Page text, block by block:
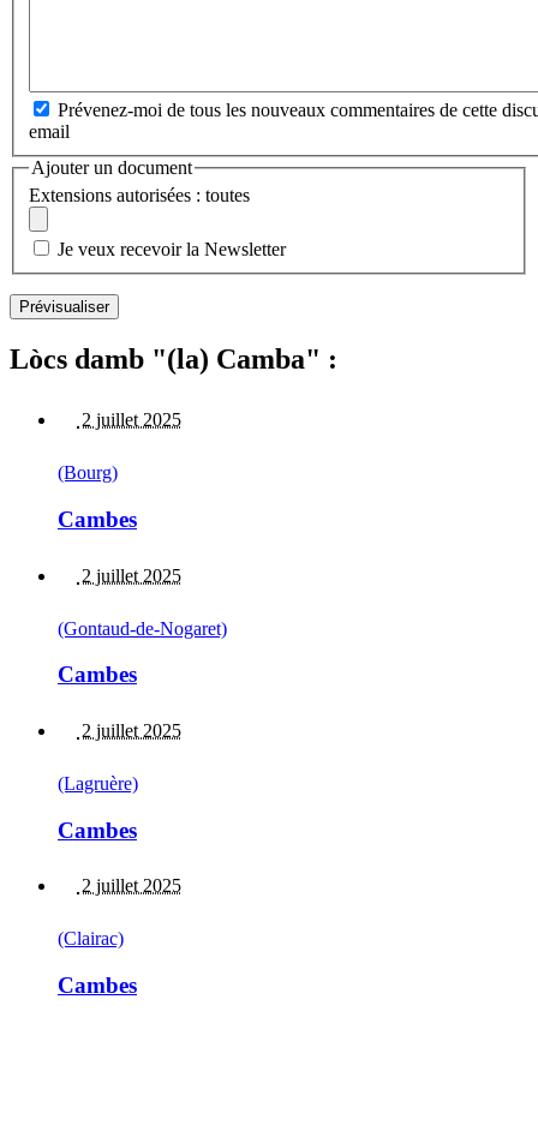
Prévenez-moi de tous les nouveaux commentaires de cette
email
Ajouter un document
Extensions autorisées : toutes
Je veux recevoir la Newsletter
Lòcs damb "(la) Camba" :
2 juillet 2025
(Bourg)
Cambes
2 juillet 2025
(Gontaud-de-Nogaret)
Cambes
2 juillet 2025
(Lagruère)
Cambes
2 juillet 2025
(Clairac)
Cambes